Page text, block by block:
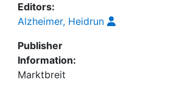
Editors:
Alzheimer, Heidrun
Publisher
Information:
Marktbreit